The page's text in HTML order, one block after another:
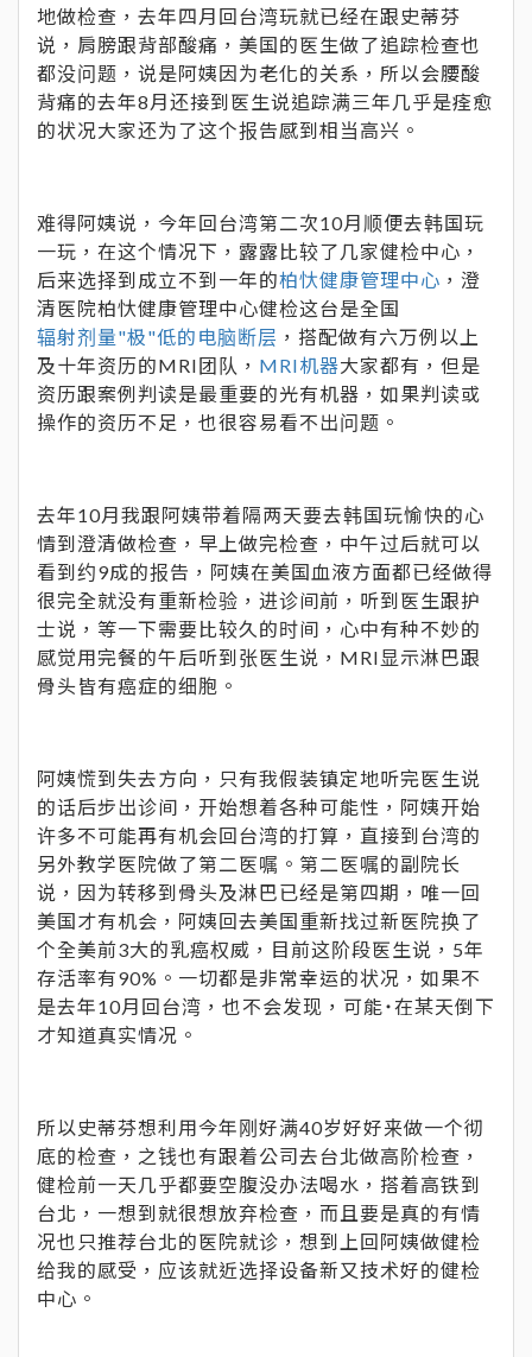
地做检查，去年四月回台湾玩就已经在跟史蒂芬
说，肩膀跟背部酸痛，美国的医生做了追踪检查也
都没问题，说是阿姨因为老化的关系，所以会腰酸
背痛的去年8月还接到医生说追踪满三年几乎是痊愈
的状况大家还为了这个报告感到相当高兴。
难得阿姨说，今年回台湾第二次10月顺便去韩国玩
一玩，在这个情况下，露露比较了几家健检中心，
后来选择到成立不到一年的柏忕健康管理中心 ，澄
清医院柏忕健康管理中心健检这台是全国
辐射剂量"极"低的电脑断层 ，搭配做有六万例以上
及十年资历的MRI团队， MRI机器大家都有，但是
资历跟案例判读是最重要的光有机器，如果判读或
操作的资历不足，也很容易看不出问题。
去年10月我跟阿姨带着隔两天要去韩国玩愉快的心
情到澄清做检查，早上做完检查，中午过后就可以
看到约9成的报告，阿姨在美国血液方面都已经做得
很完全就没有重新检验，进诊间前，听到医生跟护
士说，等一下需要比较久的时间，心中有种不妙的
感觉用完餐的午后听到张医生说，MRI显示淋巴跟
骨头皆有癌症的细胞。
阿姨慌到失去方向，只有我假装镇定地听完医生说
的话后步出诊间，开始想着各种可能性，阿姨开始
许多不可能再有机会回台湾的打算，直接到台湾的
另外教学医院做了第二医嘱。第二医嘱的副院长
说，因为转移到骨头及淋巴已经是第四期，唯一回
美国才有机会，阿姨回去美国重新找过新医院换了
个全美前3大的乳癌权威，目前这阶段医生说，5年
存活率有90%。一切都是非常幸运的状况，如果不
是去年10月回台湾，也不会发现，可能˙在某天倒下
才知道真实情况。
所以史蒂芬想利用今年刚好满40岁好好来做一个彻
底的检查，之钱也有跟着公司去台北做高阶检查，
健检前一天几乎都要空腹没办法喝水，搭着高铁到
台北，一想到就很想放弃检查，而且要是真的有情
况也只推荐台北的医院就诊，想到上回阿姨做健检
给我的感受，应该就近选择设备新又技术好的健检
中心。